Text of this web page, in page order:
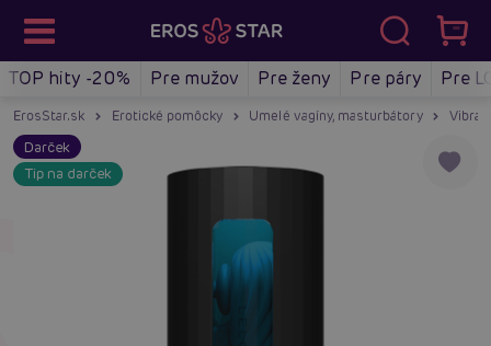
TOP hity -20% Pre mužov Pre ženy Pre páry Pre
ErosStar.sk Erotické pomôcky Umelé vagíny, masturbátory
Darček
Tip na darček